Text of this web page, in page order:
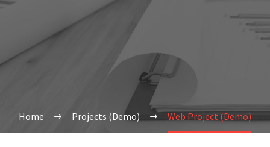
Home Projects (Demo) Web Project (Demo)